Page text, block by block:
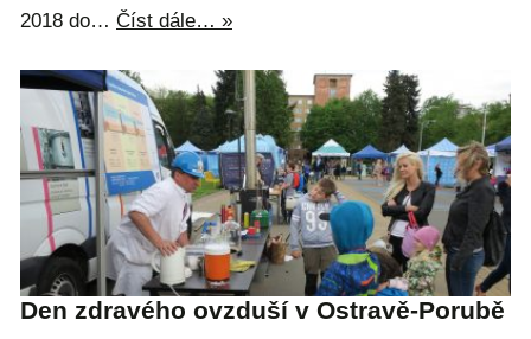
2018 do… Číst dále… »
Den zdravého ovzduší v Ostravě-Porubě